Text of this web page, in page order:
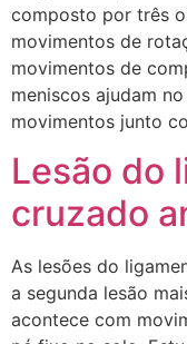
composto por três
movimentos de
movimentos de
meniscos ajudam
movimentos junto
Lesão do
cruzado
As lesões do
a segunda lesão
acontece com